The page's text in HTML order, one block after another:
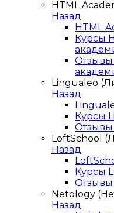
HTML
Назад
HTML
Курсы
Отзывы
Lingualeo
Назад
Курсы
Отзывы
LoftSchool
Назад
Курсы
Отзывы
Netology
Назад